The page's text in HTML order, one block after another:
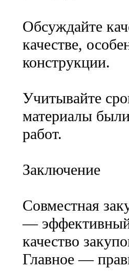
Обсуждайте
качестве,
конструкции.
Учитывайте
материалы
работ.
Заключение
Совместная
— эффективный
качество
Главное —